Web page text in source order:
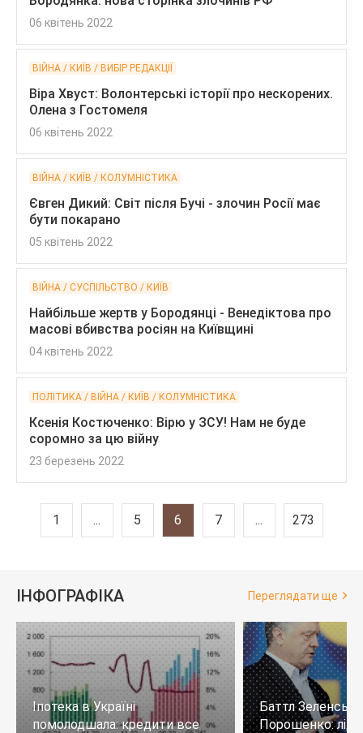
06 квітень 2022
ВІЙНА / КИЇВ / ВИБІР РЕДАКЦІЇ
Віра Хвуст: Волонтерські історії про нескорених.
Олена з Гостомеля
06 квітень 2022
ВІЙНА / КИЇВ / КОЛУМНІСТИКА
Євген Дикий: Світ після Бучі - злочин Росії має
бути покарано
05 квітень 2022
ВІЙНА / СУСПІЛЬСТВО / КИЇВ
Найбільше жертв у Бородянці - Венедіктова про
масові вбивства росіян на Київщині
04 квітень 2022
ПОЛІТИКА / ВІЙНА / КИЇВ / КОЛУМНІСТИКА
Ксенія Костюченко: Вірю у ЗСУ! Нам не буде
соромно за цю війну
23 березень 2022
1 ... 5 6 7 ... 273
ІНФОГРАФІКА Переглядати ще
Іпотека в Україні
помолодшала: кредити все
Баттл
Порошенко: